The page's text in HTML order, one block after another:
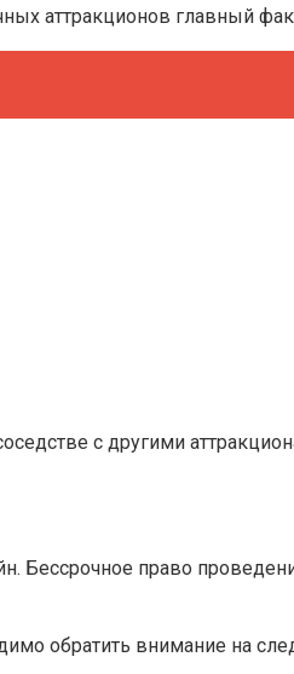
аттракционов главный
с другими
Бессрочное право
обратить внимание на